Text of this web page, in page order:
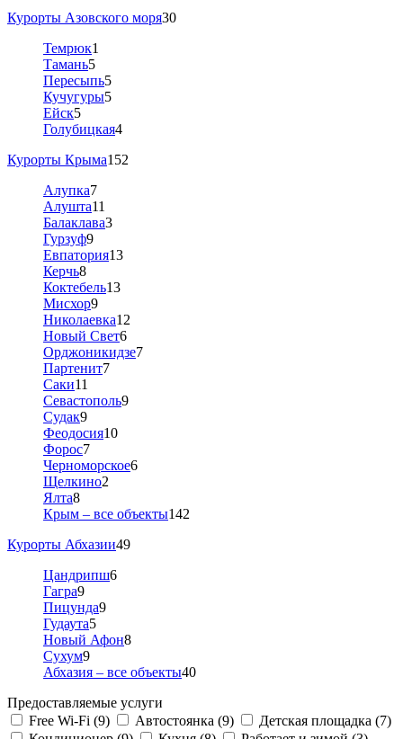
Курорты Азовского моря30
Темрюк1
Тамань5
Пересыпь5
Кучугуры5
Ейск5
Голубицкая4
Курорты Крыма152
Алупка7
Алушта11
Балаклава3
Гурзуф9
Евпатория13
Керчь8
Коктебель13
Мисхор9
Николаевка12
Новый Свет6
Орджоникидзе7
Партенит7
Саки11
Севастополь9
Судак9
Феодосия10
Форос7
Черноморское6
Щелкино2
Ялта8
Крым – все объекты142
Курорты Абхазии49
Цандрипш6
Гагра9
Пицунда9
Гудаута5
Новый Афон8
Сухум9
Абхазия – все объекты40
Предоставляемые услуги
Free Wi-Fi (9)
Автостоянка (9)
Детская площадка (7)